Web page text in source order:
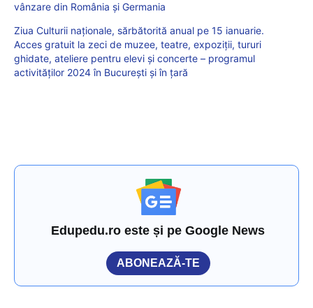
vânzare din România și Germania
Ziua Culturii naționale, sărbătorită anual pe 15 ianuarie.
Acces gratuit la zeci de muzee, teatre, expoziții, tururi
ghidate, ateliere pentru elevi și concerte – programul
activităților 2024 în București și în țară
Edupedu.ro este și pe Google News
ABONEAZĂ-TE